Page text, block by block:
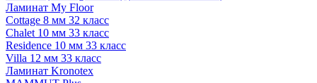
Ламинат My Floor
Cottage 8 мм 32 класс
Chalet 10 мм 33 класс
Residence 10 мм 33 класс
Villa 12 мм 33 класс
Ламинат Kronotex